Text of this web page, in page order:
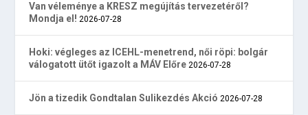
Van véleménye a KRESZ megújítás tervezetéről?
Mondja el! 2026-07-28
Hoki: végleges az ICEHL-menetrend, női röpi: bolgár
válogatott ütőt igazolt a MÁV Előre 2026-07-28
Jön a tizedik Gondtalan Sulikezdés Akció 2026-07-28